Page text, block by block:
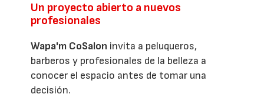
Un proyecto abierto a nuevos
profesionales
Wapa'm CoSalon invita a peluqueros,
barberos y profesionales de la belleza a
conocer el espacio antes de tomar una
decisión.